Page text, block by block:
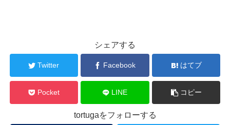
シェアする
Twitter Facebook はてブ
Pocket LINE コピー
tortugaをフォローする